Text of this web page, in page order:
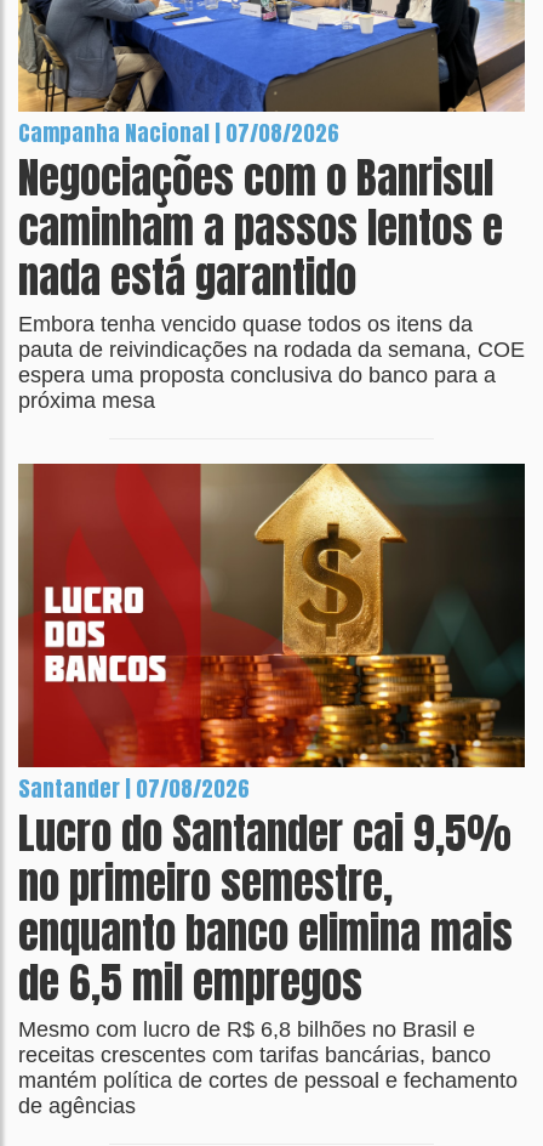
Campanha Nacional | 07/08/2026
Negociações com o Banrisul
caminham a passos lentos e
nada está garantido
Embora tenha vencido quase todos os itens da
pauta de reivindicações na rodada da semana, COE
espera uma proposta conclusiva do banco para a
próxima mesa
Santander | 07/08/2026
Lucro do Santander cai 9,5%
no primeiro semestre,
enquanto banco elimina mais
de 6,5 mil empregos
Mesmo com lucro de R$ 6,8 bilhões no Brasil e
receitas crescentes com tarifas bancárias, banco
mantém política de cortes de pessoal e fechamento
de agências